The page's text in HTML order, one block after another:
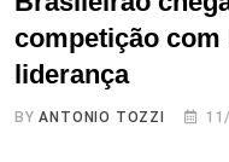
competição com
liderança
BYANTONIO TOZZI